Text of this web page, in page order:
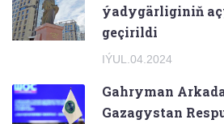
ýadygärliginiň
geçirildi
IÝUL.04.2024
Gahryman
Gazagystan